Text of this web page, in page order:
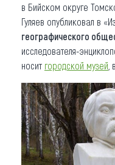
в Бийском округе
Гуляев опубликовал в
географического
исследователя-
носит городской музей